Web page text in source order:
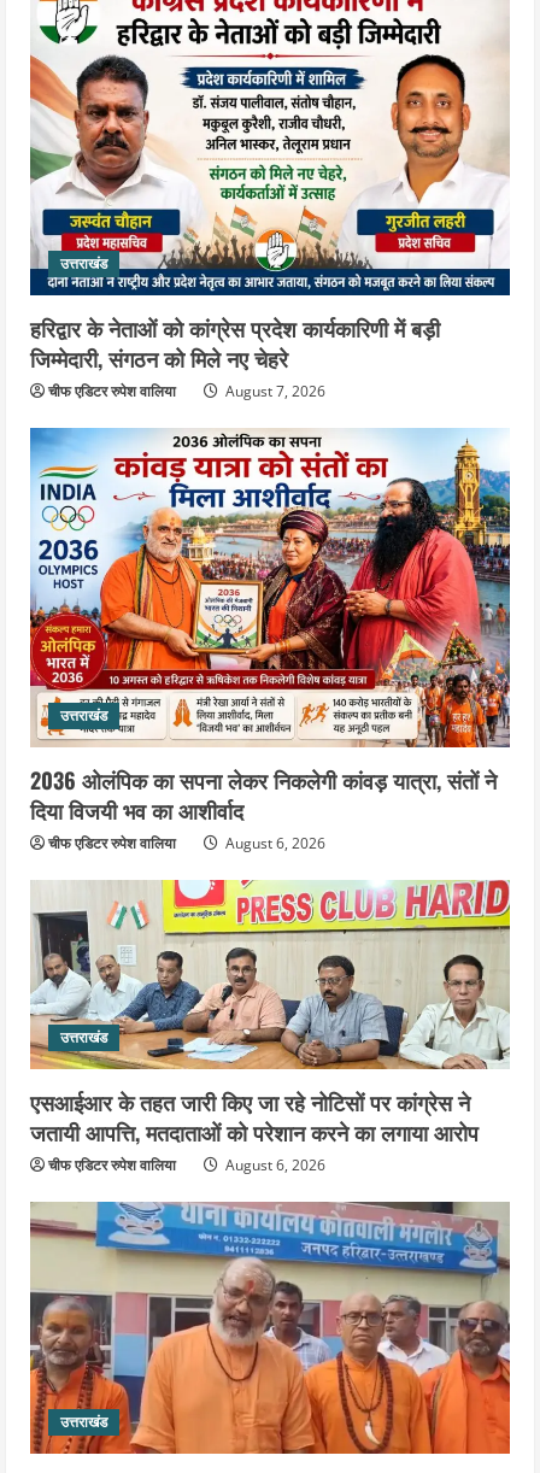
दिन चला हाई वोल्टेज ड्रामा, चौकी से अपने
साथ ले गए यति नरसिंहानंद गिरी
August 5, 2026
5
उत्तराखंड
जिला जेल में गूंजा मां गंगा का महिमा गान,
संगीतमय कथा से कैदियों को मिला आध्यात्मिक
संदेश
August 5, 2026
उत्तराखंड
हरिद्वार के नेताओं को कांग्रेस प्रदेश कार्यकारिणी में बड़ी
जिम्मेदारी, संगठन को मिले नए चेहरे
चीफ एडिटर रुपेश वालिया August 7, 2026
उत्तराखंड
2036 ओलंपिक का सपना लेकर निकलेगी कांवड़ यात्रा, संतों ने
दिया विजयी भव का आशीर्वाद
चीफ एडिटर रुपेश वालिया August 6, 2026
उत्तराखंड
एसआईआर के तहत जारी किए जा रहे नोटिसों पर कांग्रेस ने
जतायी आपत्ति, मतदाताओं को परेशान करने का लगाया आरोप
चीफ एडिटर रुपेश वालिया August 6, 2026
उत्तराखंड